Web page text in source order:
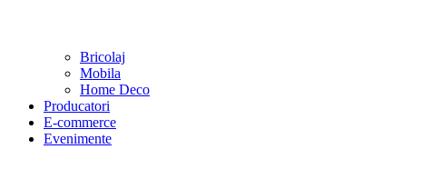
Bricolaj
Mobila
Home Deco
Producatori
E-commerce
Evenimente